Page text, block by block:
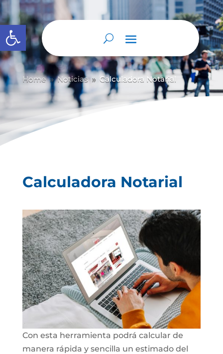
Abrir barra de herramientas
Home 9 Noticias 9 Calculadora Notarial
Calculadora Notarial
Con esta herramienta podrá calcular de
manera rápida y sencilla un estimado del